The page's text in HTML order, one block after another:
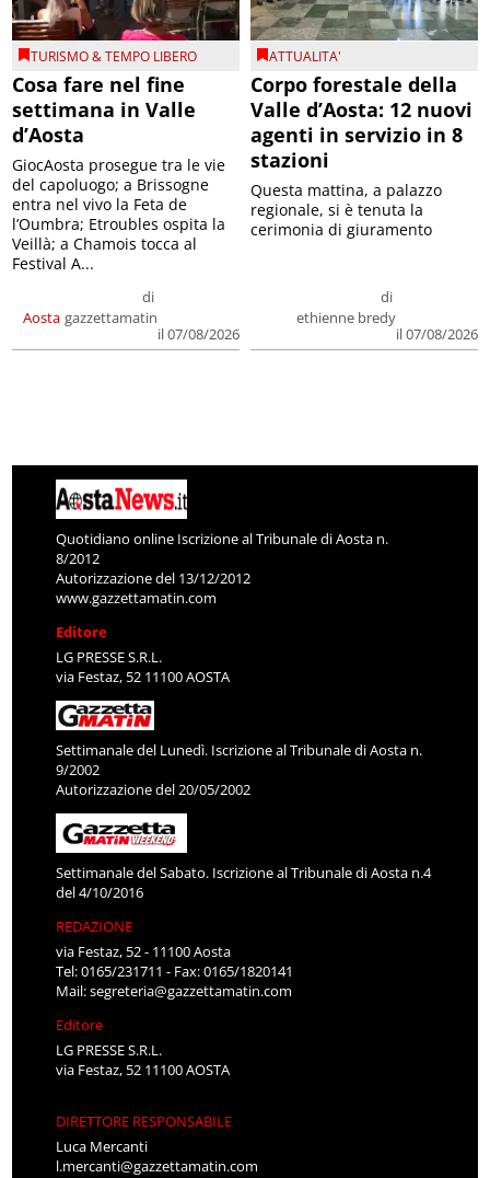
TURISMO & TEMPO LIBERO
Cosa fare nel fine
settimana in Valle
d’Aosta
Aosta
di
gazzettamatin
il 07/08/2026
GiocAosta prosegue tra le vie
del capoluogo; a Brissogne
entra nel vivo la Feta de
l’Oumbra; Etroubles ospita la
Veillà; a Chamois tocca al
Festival A...
ATTUALITA'
Corpo forestale della
Valle d’Aosta: 12 nuovi
agenti in servizio in 8
stazioni
di
ethienne bredy
il 07/08/2026
Questa mattina, a palazzo
regionale, si è tenuta la
cerimonia di giuramento
Quotidiano online Iscrizione al Tribunale di Aosta n.
8/2012
Autorizzazione del 13/12/2012
www.gazzettamatin.com
Editore
LG PRESSE S.R.L.
via Festaz, 52 11100 AOSTA
Settimanale del Lunedì. Iscrizione al Tribunale di Aosta n.
9/2002
Autorizzazione del 20/05/2002
Settimanale del Sabato. Iscrizione al Tribunale di Aosta n.4
del 4/10/2016
REDAZIONE
via Festaz, 52 - 11100 Aosta
Tel: 0165/231711 - Fax: 0165/1820141
Mail:segreteria@gazzettamatin.com
Editore
LG PRESSE S.R.L.
via Festaz, 52 11100 AOSTA
DIRETTORE RESPONSABILE
Luca Mercanti
l.mercanti@gazzettamatin.com